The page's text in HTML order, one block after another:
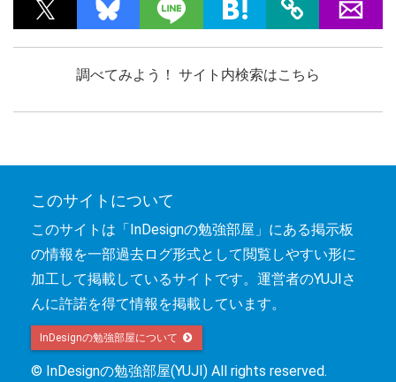
調べてみよう！ サイト内検索はこちら
このサイトについて
このサイトは「InDesignの勉強部屋」にある掲示板
の情報を一部過去ログ形式として閲覧しやすい形に
加工して掲載しているサイトです。運営者のYUJIさ
んに許諾を得て情報を掲載しています。
InDesignの勉強部屋について
© InDesignの勉強部屋(YUJI) All rights reserved.